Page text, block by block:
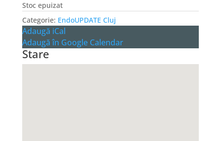
Stoc epuizat
Categorie: EndoUPDATE Cluj
Adaugă iCal
Adaugă în Google Calendar
Stare